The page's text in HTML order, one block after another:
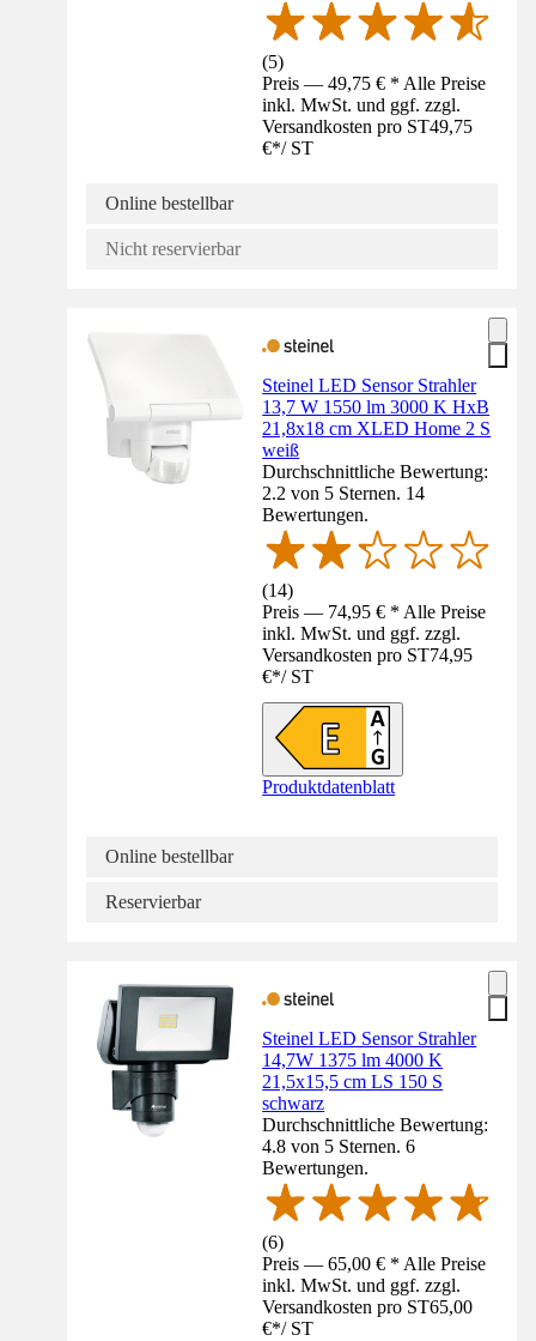
(5)
Preis — 49,75 € * Alle Preise
inkl. MwSt. und ggf. zzgl.
Versandkosten pro ST49,75
€*/ ST
Online bestellbar
Nicht reservierbar
Steinel LED Sensor Strahler
13,7 W 1550 lm 3000 K HxB
21,8x18 cm XLED Home 2 S
weiß
Durchschnittliche Bewertung:
2.2 von 5 Sternen. 14
Bewertungen.
(14)
Preis — 74,95 € * Alle Preise
inkl. MwSt. und ggf. zzgl.
Versandkosten pro ST74,95
€*/ ST
Produktdatenblatt
Online bestellbar
Reservierbar
Steinel LED Sensor Strahler
14,7W 1375 lm 4000 K
21,5x15,5 cm LS 150 S
schwarz
Durchschnittliche Bewertung:
4.8 von 5 Sternen. 6
Bewertungen.
(6)
Preis — 65,00 € * Alle Preise
inkl. MwSt. und ggf. zzgl.
Versandkosten pro ST65,00
€*/ ST